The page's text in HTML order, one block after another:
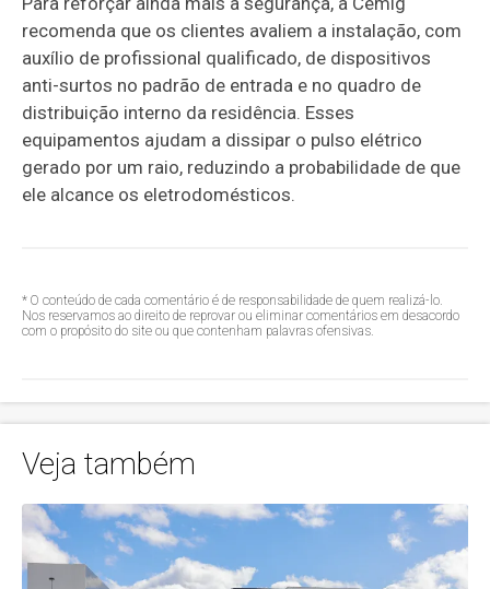
recomenda que os clientes avaliem a instalação, com
auxílio de profissional qualificado, de dispositivos
anti-surtos no padrão de entrada e no quadro de
distribuição interno da residência. Esses
equipamentos ajudam a dissipar o pulso elétrico
gerado por um raio, reduzindo a probabilidade de que
ele alcance os eletrodomésticos.
* O conteúdo de cada comentário é de responsabilidade de quem realizá-lo.
Nos reservamos ao direito de reprovar ou eliminar comentários em desacordo
com o propósito do site ou que contenham palavras ofensivas.
Veja também